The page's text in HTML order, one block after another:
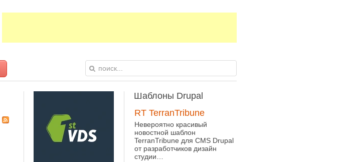
Шаблоны Drupal
RT TerranTribune
Невероятно красивый
новостной шаблон
TerranTribune для CMS Drupal
от разработчиков дизайн
студии…